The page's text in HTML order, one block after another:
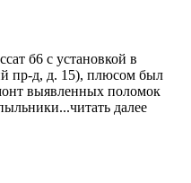
б6 с установкой в
пр-д, д. 15), плюсом был
выявленных поломок
далее